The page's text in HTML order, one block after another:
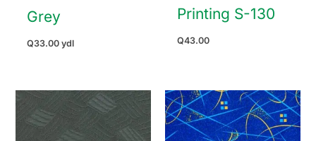
Grey
Q33.00 ydl
Printing S-130
Q43.00